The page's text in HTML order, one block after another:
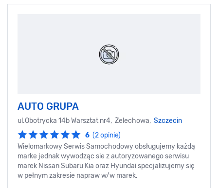
AUTO GRUPA
ul.Obotrycka 14b Warsztat nr4, Żelechowa, Szczecin
6 (2 opinie)
Wielomarkowy Serwis Samochodowy obsługujemy każdą
marke jednak wywodząc sie z autoryzowanego serwisu
marek Nissan Subaru Kia oraz Hyundai specjalizujemy się
w pełnym zakresie napraw w/w marek.